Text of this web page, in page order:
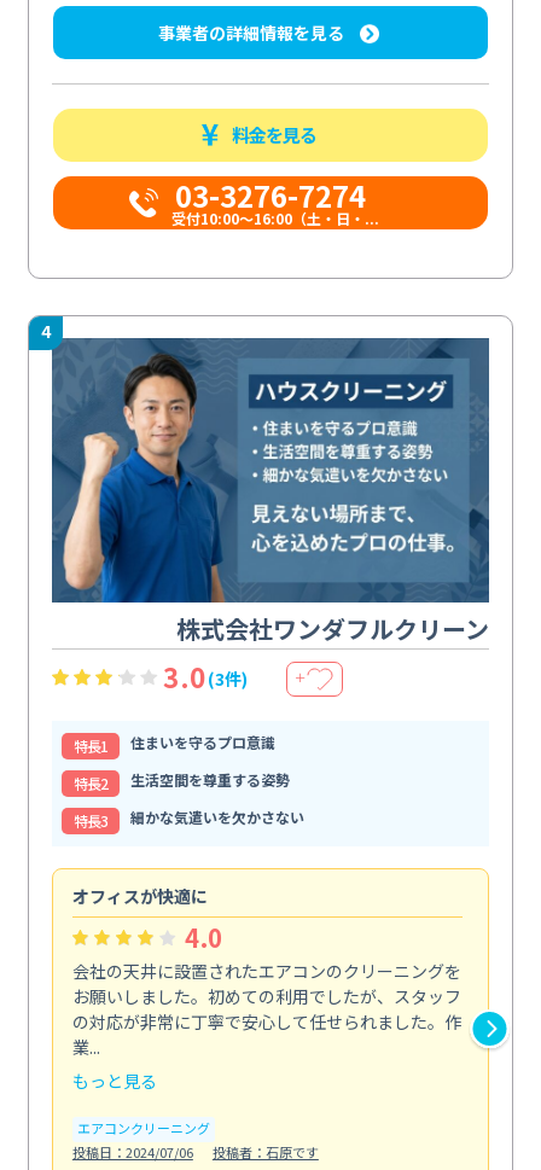
事業者の詳細情報を見る
料金を見る
03-3276-7274
受付10:00〜16:00（土・日・...
4
株式会社ワンダフルクリーン
3.0(3件) ＋
特⻑1
住まいを守るプロ意識
特⻑2
生活空間を尊重する姿勢
特⻑3
細かな気遣いを欠かさない
オフィスが快適に
4.0
会社の天井に設置されたエアコンのクリーニングを
お願いしました。初めての利用でしたが、スタッフ
の対応が非常に丁寧で安心して任せられました。作
業...
もっと見る
エアコンクリーニング
投稿日：2024/07/06
投稿者：石原です